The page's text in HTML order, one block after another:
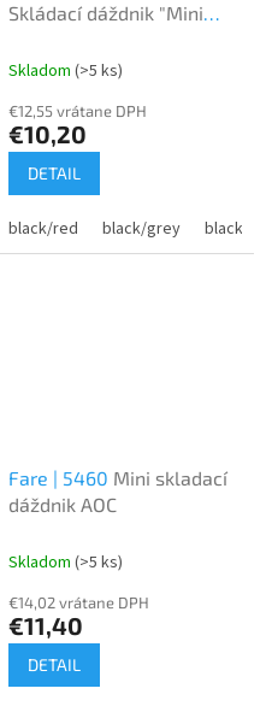
lime mocha purple cyan
Skládací dáždnik "Mini
Skladom (>5 ks)
€12,55 vrátane DPH
€10,20
DETAIL
black/red black/grey black/
Fare | 5460 Mini skladací
dáždnik AOC
Skladom (>5 ks)
€14,02 vrátane DPH
€11,40
DETAIL